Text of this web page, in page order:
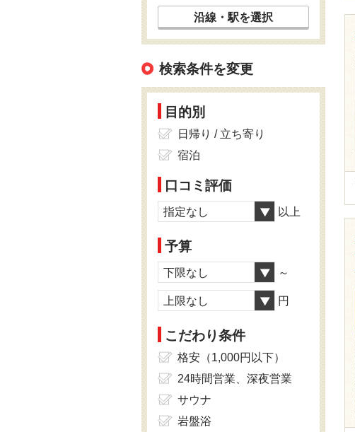
沿線・駅を選択
検索条件を変更
目的別
日帰り / 立ち寄り
宿泊
口コミ評価
指定なし 以上
予算
下限なし ～
上限なし 円
こだわり条件
格安（1,000円以下）
24時間営業、深夜営業
サウナ
岩盤浴